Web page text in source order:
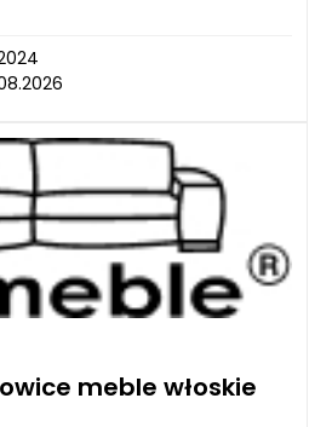
meble włoskie